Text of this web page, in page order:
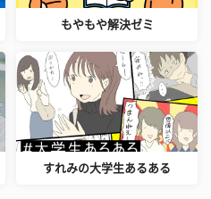
もやもや解決ゼミ
すれみの大学生あるある